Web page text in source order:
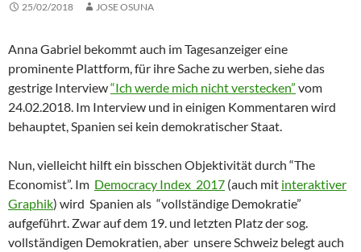
25/02/2018 JOSE OSUNA
Anna Gabriel bekommt auch im Tagesanzeiger eine
prominente Plattform, für ihre Sache zu werben, siehe das
gestrige Interview“Ich werde mich nicht verstecken” vom
24.02.2018. Im Interview und in einigen Kommentaren wird
behauptet, Spanien sei kein demokratischer Staat.
Nun, vielleicht hilft ein bisschen Objektivität durch “The
Economist”. Im Democracy Index 2017 (auch mit interaktiver
Graphik) wird Spanien als “vollständige Demokratie”
aufgeführt. Zwar auf dem 19. und letzten Platz der sog.
vollständigen Demokratien, aber unsere Schweiz belegt auch